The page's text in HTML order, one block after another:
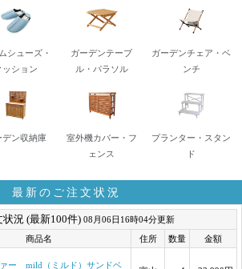
シューズ・
ッション
ガーデンテーブ
ル・パラソル
ガーデンチェア・ベ
ンチ
デン収納庫
室外機カバー・フ
ェンス
プランター・スタン
ド
最新のご注文状況